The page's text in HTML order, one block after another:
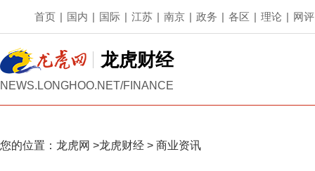
首页 | 国内 | 国际 | 江苏 | 南京 | 政务 | 各区 | 理论 | 网评
龙虎财经
NEWS.LONGHOO.NET/FINANCE
您的位置： 龙虎网 >龙虎财经 > 商业资讯